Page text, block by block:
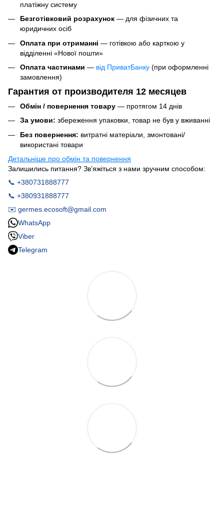
платіжну систему
Безготівковий розрахунок — для фізичних та
юридичних осіб
Оплата при отриманні — готівкою або карткою у
відділенні «Нової пошти»
Оплата частинами — від ПриватБанку (при оформленні
замовлення)
Гарантия от производителя 12 месяцев
Обмін / повернення товару — протягом 14 днів
За умови: збереження упаковки, товар не був у вживанні
Без повернення: витратні матеріали, змонтовані/
використані товари
Детальніше про обмін та повернення
Залишились питання? Зв’яжіться з нами зручним способом:
📞 +380731888777
📞 +380931888777
✉️ germes.ecosoft@gmail.com
WhatsApp
Viber
Telegram